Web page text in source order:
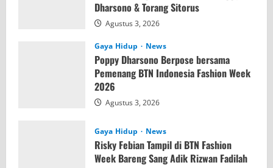
Dharsono & Torang Sitorus
Agustus 3, 2026
Gaya Hidup News
Poppy Dharsono Berpose bersama
Pemenang BTN Indonesia Fashion Week
2026
Agustus 3, 2026
Gaya Hidup News
Risky Febian Tampil di BTN Fashion
Week Bareng Sang Adik Rizwan Fadilah